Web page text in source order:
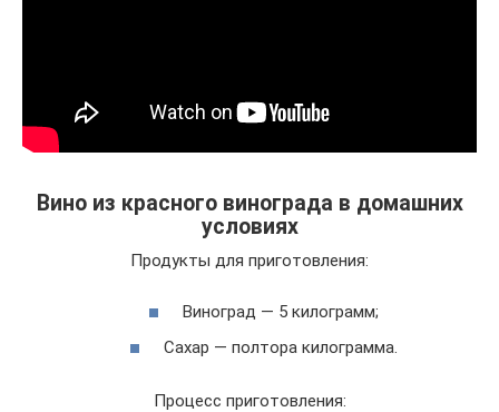
Вино из красного винограда в домашних
условиях
Продукты для приготовления:
Виноград — 5 килограмм;
Сахар — полтора килограмма.
Процесс приготовления: